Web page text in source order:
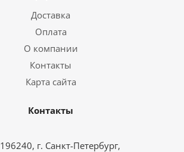
Доставка
Оплата
О компании
Контакты
Карта сайта
Контакты
196240, г. Санкт-Петербург,